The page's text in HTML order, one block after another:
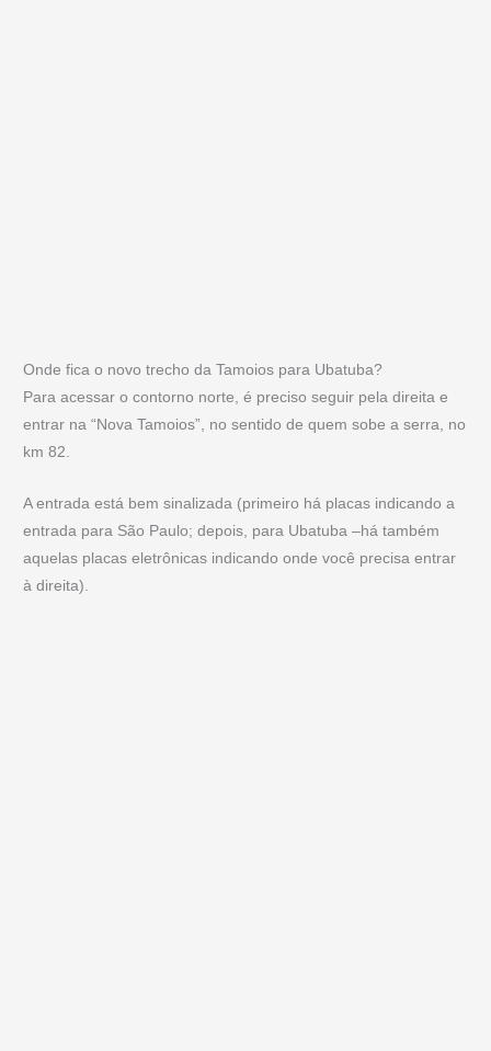
Onde fica o novo trecho da Tamoios para Ubatuba?
Para acessar o contorno norte, é preciso seguir pela direita e
entrar na “Nova Tamoios”, no sentido de quem sobe a serra, no
km 82.
A entrada está bem sinalizada (primeiro há placas indicando a
entrada para São Paulo; depois, para Ubatuba –há também
aquelas placas eletrônicas indicando onde você precisa entrar
à direita).